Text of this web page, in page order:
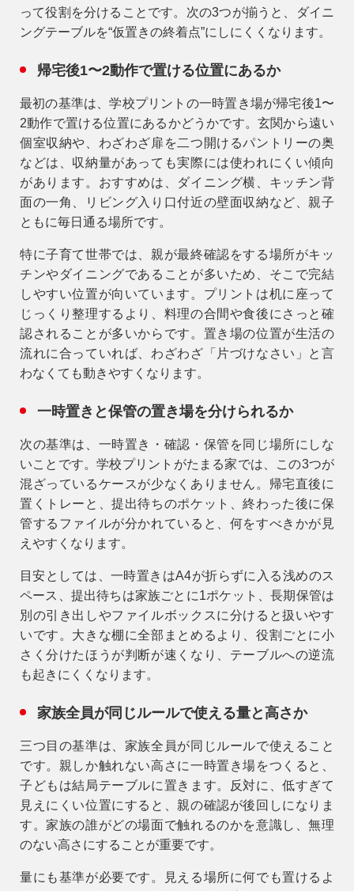
って役割を分けることです。次の3つが揃うと、ダイニ
ングテーブルを“仮置きの終着点”にしにくくなります。
帰宅後1〜2動作で置ける位置にあるか
最初の基準は、学校プリントの一時置き場が帰宅後1〜
2動作で置ける位置にあるかどうかです。玄関から遠い
個室収納や、わざわざ扉を二つ開けるパントリーの奥
などは、収納量があっても実際には使われにくい傾向
があります。おすすめは、ダイニング横、キッチン背
面の一角、リビング入り口付近の壁面収納など、親子
ともに毎日通る場所です。
特に子育て世帯では、親が最終確認をする場所がキッ
チンやダイニングであることが多いため、そこで完結
しやすい位置が向いています。プリントは机に座って
じっくり整理するより、料理の合間や食後にさっと確
認されることが多いからです。置き場の位置が生活の
流れに合っていれば、わざわざ「片づけなさい」と言
わなくても動きやすくなります。
一時置きと保管の置き場を分けられるか
次の基準は、 一時置き・確認・保管を同じ場所にしな
いこと です。学校プリントがたまる家では、この3つが
混ざっているケースが少なくありません。帰宅直後に
置くトレーと、提出待ちのポケット、終わった後に保
管するファイルが分かれていると、何をすべきかが見
えやすくなります。
目安としては、一時置きはA4が折らずに入る浅めのス
ペース、提出待ちは家族ごとに1ポケット、長期保管は
別の引き出しやファイルボックスに分けると扱いやす
いです。大きな棚に全部まとめるより、役割ごとに小
さく分けたほうが判断が速くなり、テーブルへの逆流
も起きにくくなります。
家族全員が同じルールで使える量と高さか
三つ目の基準は、 家族全員が同じルールで使えること
です。親しか触れない高さに一時置き場をつくると、
子どもは結局テーブルに置きます。反対に、低すぎて
見えにくい位置にすると、親の確認が後回しになりま
す。家族の誰がどの場面で触れるのかを意識し、無理
のない高さにすることが重要です。
量にも基準が必要です。見える場所に何でも置けるよ